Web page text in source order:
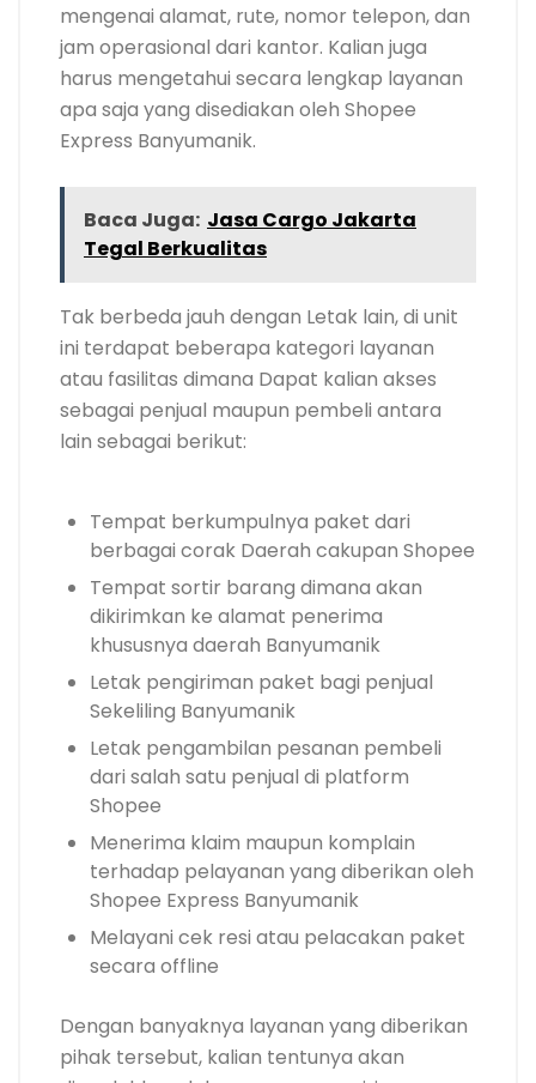
mengenai alamat, rute, nomor telepon, dan
jam operasional dari kantor. Kalian juga
harus mengetahui secara lengkap layanan
apa saja yang disediakan oleh Shopee
Express Banyumanik.
Baca Juga: Jasa Cargo Jakarta
Tegal Berkualitas
Tak berbeda jauh dengan Letak lain, di unit
ini terdapat beberapa kategori layanan
atau fasilitas dimana Dapat kalian akses
sebagai penjual maupun pembeli antara
lain sebagai berikut:
Tempat berkumpulnya paket dari
berbagai corak Daerah cakupan Shopee
Tempat sortir barang dimana akan
dikirimkan ke alamat penerima
khususnya daerah Banyumanik
Letak pengiriman paket bagi penjual
Sekeliling Banyumanik
Letak pengambilan pesanan pembeli
dari salah satu penjual di platform
Shopee
Menerima klaim maupun komplain
terhadap pelayanan yang diberikan oleh
Shopee Express Banyumanik
Melayani cek resi atau pelacakan paket
secara offline
Dengan banyaknya layanan yang diberikan
pihak tersebut, kalian tentunya akan